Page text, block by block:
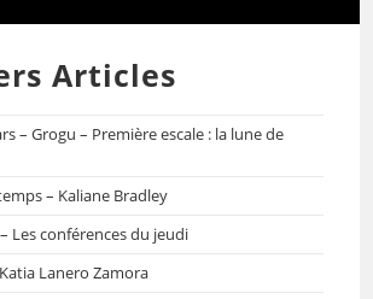
Articles
– Grogu – Première escale : la lune de
– Kaliane Bradley
Les conférences du jeudi
Lanero Zamora